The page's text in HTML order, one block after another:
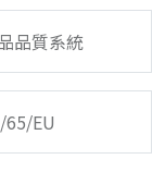
品質系統
65/EU